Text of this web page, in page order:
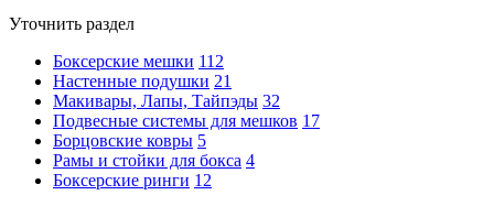
Уточнить раздел
Боксерские мешки 112
Настенные подушки 21
Макивары, Лапы, Тайпэды 32
Подвесные системы для мешков 17
Борцовские ковры 5
Рамы и стойки для бокса 4
Боксерские ринги 12